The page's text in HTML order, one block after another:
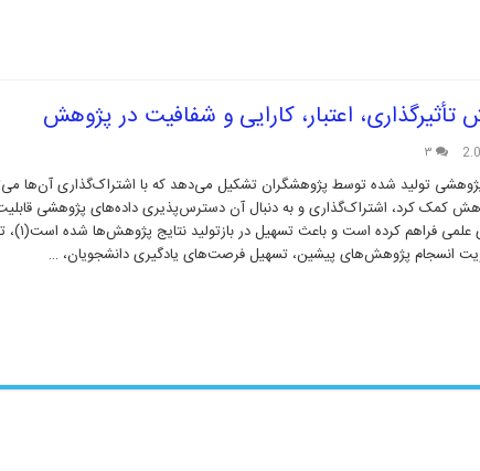
اعتبار، کارایی و شفافیت در پژوهش
۳
تولید شده توسط پژوهشگران تشکیل می‌دهد که با اشتراک‌گذاری آن‌ها
کمک کرد، اشتراک‌گذاری و به دنبال آن دسترس‌پذیری داده‌های پژوهشی
زیادی برای پیشرفت‌های علمی فراهم
انسجام پژوهش‌های پیشین، تسهیل فرصت‌های یادگیری دانشجویان، …